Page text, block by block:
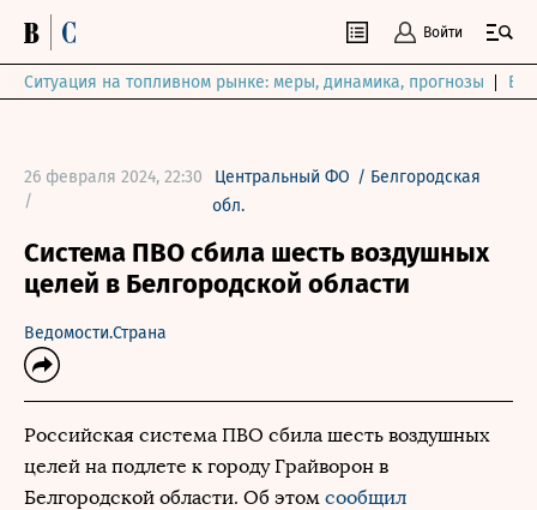
Войти
Ситуация на топливном рынке: меры, динамика, прогнозы
26 февраля 2024, 22:30
/
Центральный ФО / Белгородская
обл.
Система ПВО сбила шесть воздушных
целей в Белгородской области
Ведомости.Страна
Российская система ПВО сбила шесть воздушных
целей на подлете к городу Грайворон в
Белгородской области. Об этом сообщил